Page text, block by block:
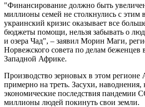
"Финансирование должно быть
миллионы семей не столкнулись с этим
украинский кризис оказывает все
бюджеты помощи, нельзя забывать о
и озера Чад", – заявил Морин Маги,
Норвежского совета по делам беженцев
Западной Африке.
Производство зерновых в этом регионе
примерно на треть. Засухи,
экономические последствия пандемии
миллионы людей покинуть свои земли.